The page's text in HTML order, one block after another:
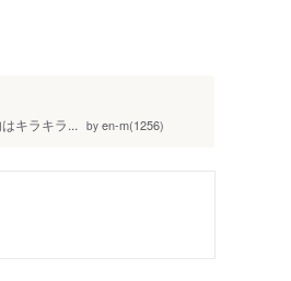
キラキラ... by en-m(1256)